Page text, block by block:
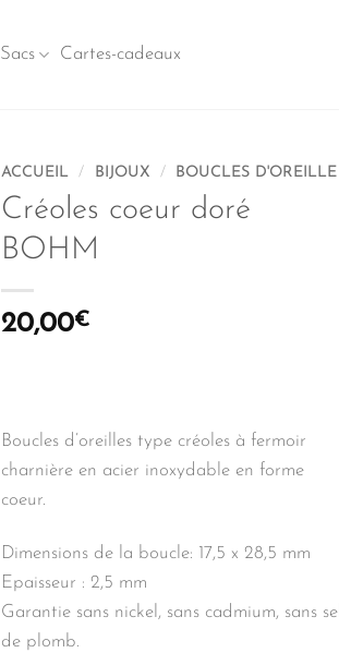
Sacs Cartes-cadeaux
ACCUEIL / BIJOUX / BOUCLES D'OREILLE
Créoles coeur doré
BOHM
20,00€
Boucles d’oreilles type créoles à fermoir
charnière en acier inoxydable en forme
coeur.
Dimensions de la boucle: 17,5 x 28,5 mm
Epaisseur : 2,5 mm
Garantie sans nickel, sans cadmium, sans sel
de plomb.